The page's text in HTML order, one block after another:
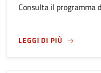
Consulta il programma
LEGGI DI PIÙSUFESTA